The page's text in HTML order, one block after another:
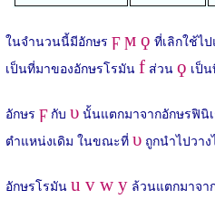
ในจำนวนนี้มีอักษร ϝ ϻ ϙ ที่เลิกใช้ไ
เป็นที่มาของอักษรโรมัน f ส่วน ϙ เป็
อักษร ϝกับ υ นั้นแตกมาจากอักษรฟินิ
ตำแหน่งเดิม ในขณะที่ υ ถูกนำไปวา
อักษรโรมัน u v w y ล้วนแตกมาจา